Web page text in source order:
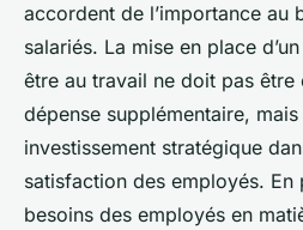
accordent de l’importance au
salariés. La mise en place
être au travail ne doit pas être
dépense supplémentaire,
investissement stratégique
satisfaction des employés. En
besoins des employés en